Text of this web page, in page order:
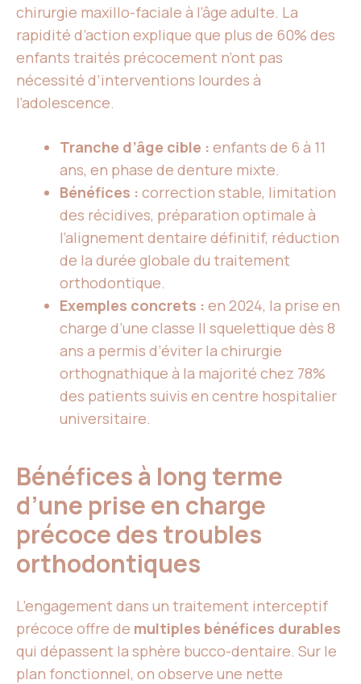
chirurgie maxillo-faciale à l’âge adulte. La
rapidité d’action explique que plus de 60% des
enfants traités précocement n’ont pas
nécessité d’interventions lourdes à
l’adolescence.
Tranche d’âge cible : enfants de 6 à 11
ans, en phase de denture mixte.
Bénéfices : correction stable, limitation
des récidives, préparation optimale à
l’alignement dentaire définitif, réduction
de la durée globale du traitement
orthodontique.
Exemples concrets : en 2024, la prise en
charge d’une classe II squelettique dès 8
ans a permis d’éviter la chirurgie
orthognathique à la majorité chez 78%
des patients suivis en centre hospitalier
universitaire.
Bénéfices à long terme
d’une prise en charge
précoce des troubles
orthodontiques
L’engagement dans un traitement interceptif
précoce offre de multiples bénéfices durables
qui dépassent la sphère bucco-dentaire. Sur le
plan fonctionnel, on observe une nette